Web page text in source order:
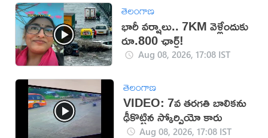
తెలంగాణ
భారీ వర్షాలు.. 7KM వెళ్లేందుకు
రూ.800 ఛార్జ్!
Aug 08, 2026, 17:08 IST
తెలంగాణ
VIDEO: 7వ తరగతి బాలికను
ఢీకొట్టిన స్కోర్పియో కారు
Aug 08, 2026, 17:08 IST